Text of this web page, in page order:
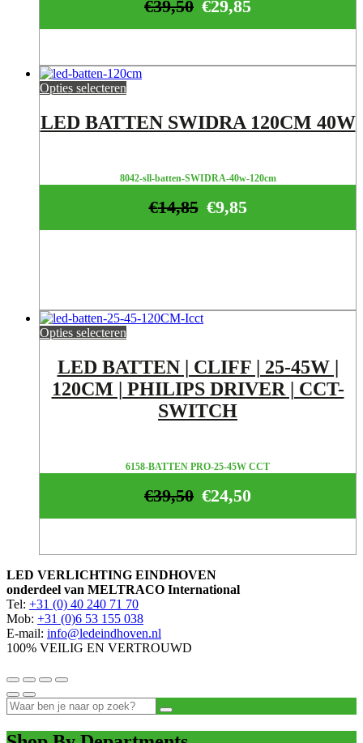
€29,85
€39,50
Opties selecteren
LED BATTEN SWIDRA 120CM 40W
8042-sll-batten-SWIDRA-40w-120cm
€9,85
€14,85
Opties selecteren
LED BATTEN | CLIFF | 25-45W |
120CM | PHILIPS DRIVER | CCT-
SWITCH
6158-BATTEN PRO-25-45W CCT
€24,50
€39,50
LED VERLICHTING EINDHOVEN
onderdeel van MELTRACO International
Tel: +31 (0) 40 240 71 70
Mob: +31 (0)6 53 155 038
E-mail: info@ledeindhoven.nl
100% VEILIG EN VERTROUWD